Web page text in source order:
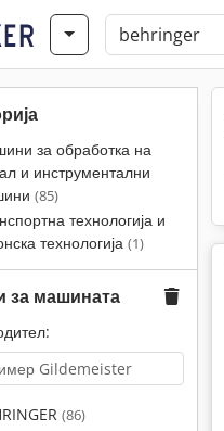
за обработка на
и инструментални
(85)
технологија и
технологија (1)
за машината
(86)